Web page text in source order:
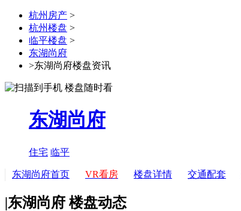
杭州房产 >
杭州楼盘 >
临平楼盘 >
东湖尚府
>东湖尚府楼盘资讯
东湖尚府
住宅 临平
东湖尚府首页 VR看房 楼盘详情 交通配套
|东湖尚府 楼盘动态